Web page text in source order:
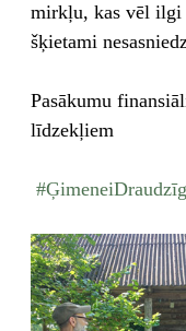
mirkļu, kas vēl ilgi
šķietami
Pasākumu
līdzekļiem